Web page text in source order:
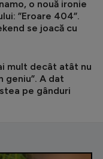
o nouă ironie
”Eroare 404”.
se joacă cu
mult decât atât nu
geniu”. A dat
pe gânduri